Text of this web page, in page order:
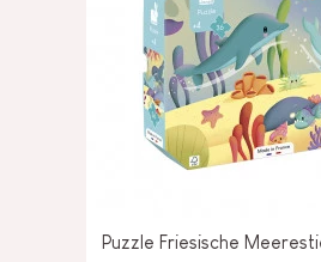
Puzzle Friesische